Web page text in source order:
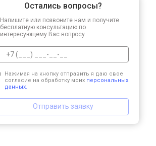
Остались вопросы?
Напишите или позвоните нам и получите
бесплатную консультацию по
интересующему Вас вопросу.
Нажимая на кнопку отправить я даю свое
согласие на обработку моих персональных
данных.
Отправить заявку